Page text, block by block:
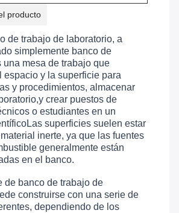
producto
de trabajo de laboratorio, a
simplemente banco de
una mesa de trabajo que
espacio y la superficie para
y procedimientos, almacenar
crear puestos de
o estudiantes en un
superficies suelen estar
inerte, ya que las fuentes
generalmente están
en el banco.
de banco de trabajo de
construirse con una serie de
dependiendo de los